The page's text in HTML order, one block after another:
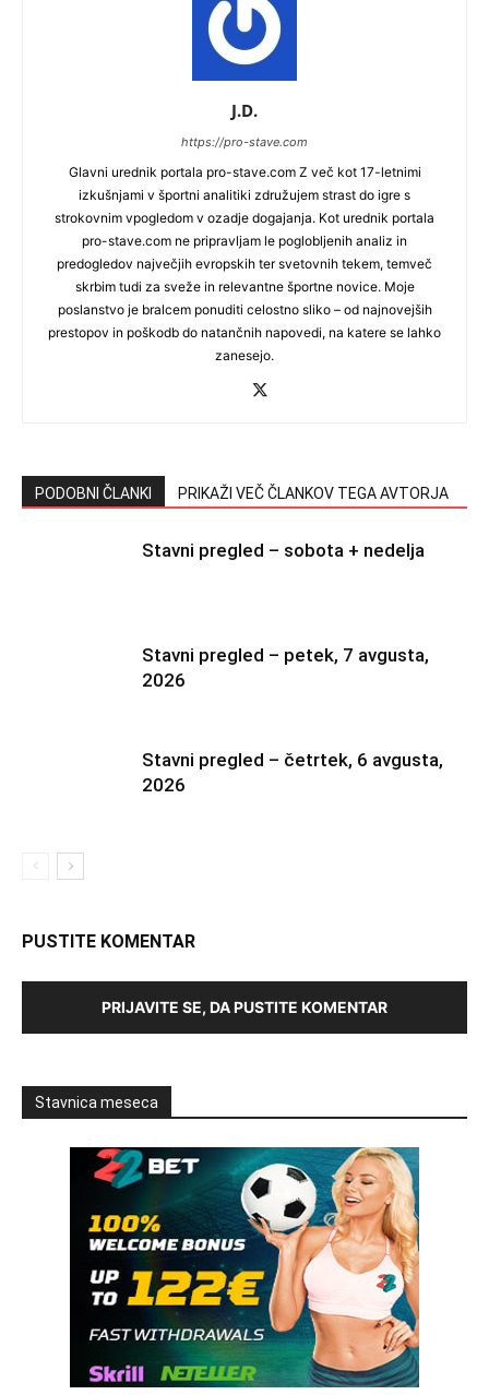
J.D.
https://pro-stave.com
Glavni urednik portala pro-stave.com Z več kot 17-letnimi
izkušnjami v športni analitiki združujem strast do igre s
strokovnim vpogledom v ozadje dogajanja. Kot urednik portala
pro-stave.com ne pripravljam le poglobljenih analiz in
predogledov največjih evropskih ter svetovnih tekem, temveč
skrbim tudi za sveže in relevantne športne novice. Moje
poslanstvo je bralcem ponuditi celostno sliko – od najnovejših
prestopov in poškodb do natančnih napovedi, na katere se lahko
zanesejo.
PODOBNI ČLANKI PRIKAŽI VEČ ČLANKOV TEGA AVTORJA
Stavni pregled – sobota + nedelja
Stavni pregled – petek, 7 avgusta,
2026
Stavni pregled – četrtek, 6 avgusta,
2026
PUSTITE KOMENTAR
PRIJAVITE SE, DA PUSTITE KOMENTAR
Stavnica meseca